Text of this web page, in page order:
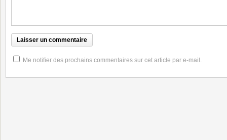
Me notifier des prochains commentaires sur cet article par e-mail.